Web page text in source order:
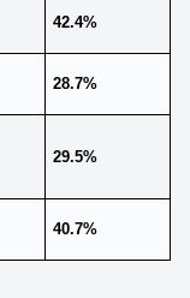
42.4%
28.7%
29.5%
40.7%